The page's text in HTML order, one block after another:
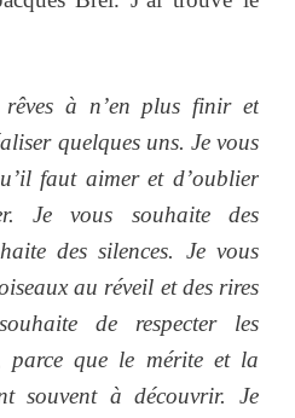
rêves à n’en plus finir et
quelques uns. Je vous
faut aimer et d’oublier
Je vous souhaite des
des silences. Je vous
au réveil et des rires
de respecter les
parce que le mérite et la
souvent à découvrir. Je